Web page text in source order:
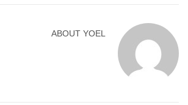
ABOUT YOEL